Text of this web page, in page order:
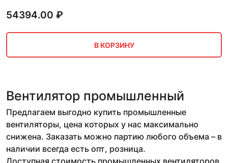
54394.00 ₽
В КОРЗИНУ
Вентилятор промышленный
Предлагаем выгодно купить промышленные
вентиляторы, цена которых у нас максимально
снижена. Заказать можно партию любого объема – в
наличии всегда есть опт, розница.
Доступная стоимость промышленных вентиляторов